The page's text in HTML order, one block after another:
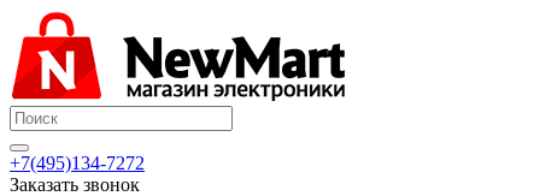
+7(495)134-7272
Заказать звонок